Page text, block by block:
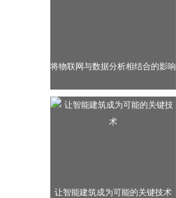
将物联网与数据分析相结合的影响
让智能建筑成为可能的关键技术